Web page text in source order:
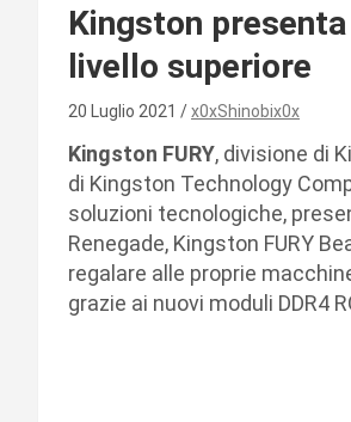
Kingston
livello superiore
20 Luglio 2021 x0xShinobix0x
Kingston FURY, divisione di
di Kingston Technology
soluzioni tecnologiche,
Renegade, Kingston FURY
regalare alle proprie
grazie ai nuovi moduli DDR4